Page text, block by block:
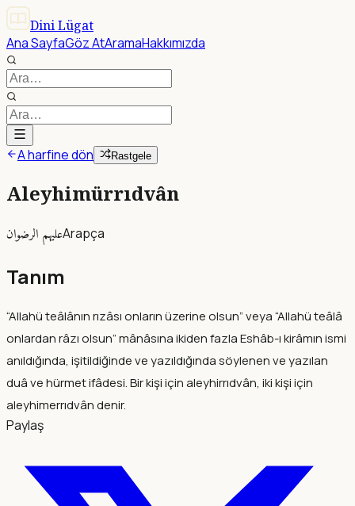
Dini Lügat
Ana SayfaGöz AtAramaHakkımızda
A harfine dön Rastgele
Aleyhimürrıdvân
عليهم الرضوانArapça
Tanım
“Allahü teâlânın rızâsı onların üzerine olsun” veya “Allahü teâlâ
onlardan râzı olsun” mânâsına ikiden fazla Eshâb-ı kirâmın ismi
anıldığında, işitildiğinde ve yazıldığında söylenen ve yazılan
duâ ve hürmet ifâdesi. Bir kişi için aleyhirrıdvân, iki kişi için
aleyhimerrıdvân denir.
Paylaş